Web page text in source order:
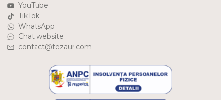
YouTube
TikTok
WhatsApp
Chat website
contact@tezaur.com